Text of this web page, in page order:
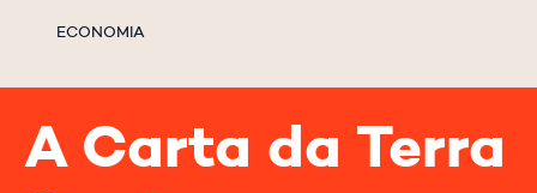
ECONOMIA
A Carta da Terra